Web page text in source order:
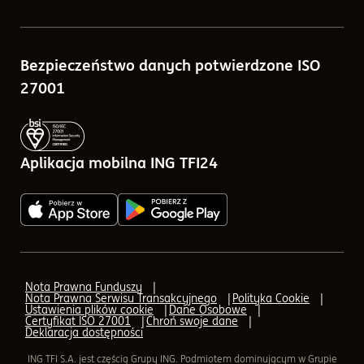
Tabele opłat
Zlecenia w ramach ING TFI24
Porównywarka funduszy
Kalkulatory
Pytania i odpowiedzi
AML (Przeciwdziałanie praniu pieniędzy)
AML - formularz elektroniczny
Aplikacja mobilna ING TFI24
Bezpieczeństwo danych potwierdzone ISO
27001
Aplikacja mobilna ING TFI24
Nota Prawna Funduszy
Nota Prawna Serwisu Transakcyjnego Polityka Cookie
Ustawienia plików cookie Dane Osobowe
Certyfikat ISO 27001 Chroń swoje dane
Deklaracja dostępności
ING TFI S.A. jest częścią Grupy ING. Podmiotem dominującym w Grupie